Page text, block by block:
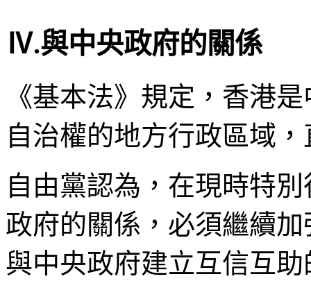
Ⅳ.與中央政府的關係
《基本法》規定，香港
自治權的地方行政區域
自由黨認為，在現時特
政府的關係，必須繼續
與中央政府建立互信互